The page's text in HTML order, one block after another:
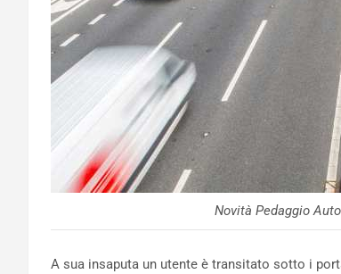
Novità Pedaggio
A sua insaputa un utente è transitato sotto i